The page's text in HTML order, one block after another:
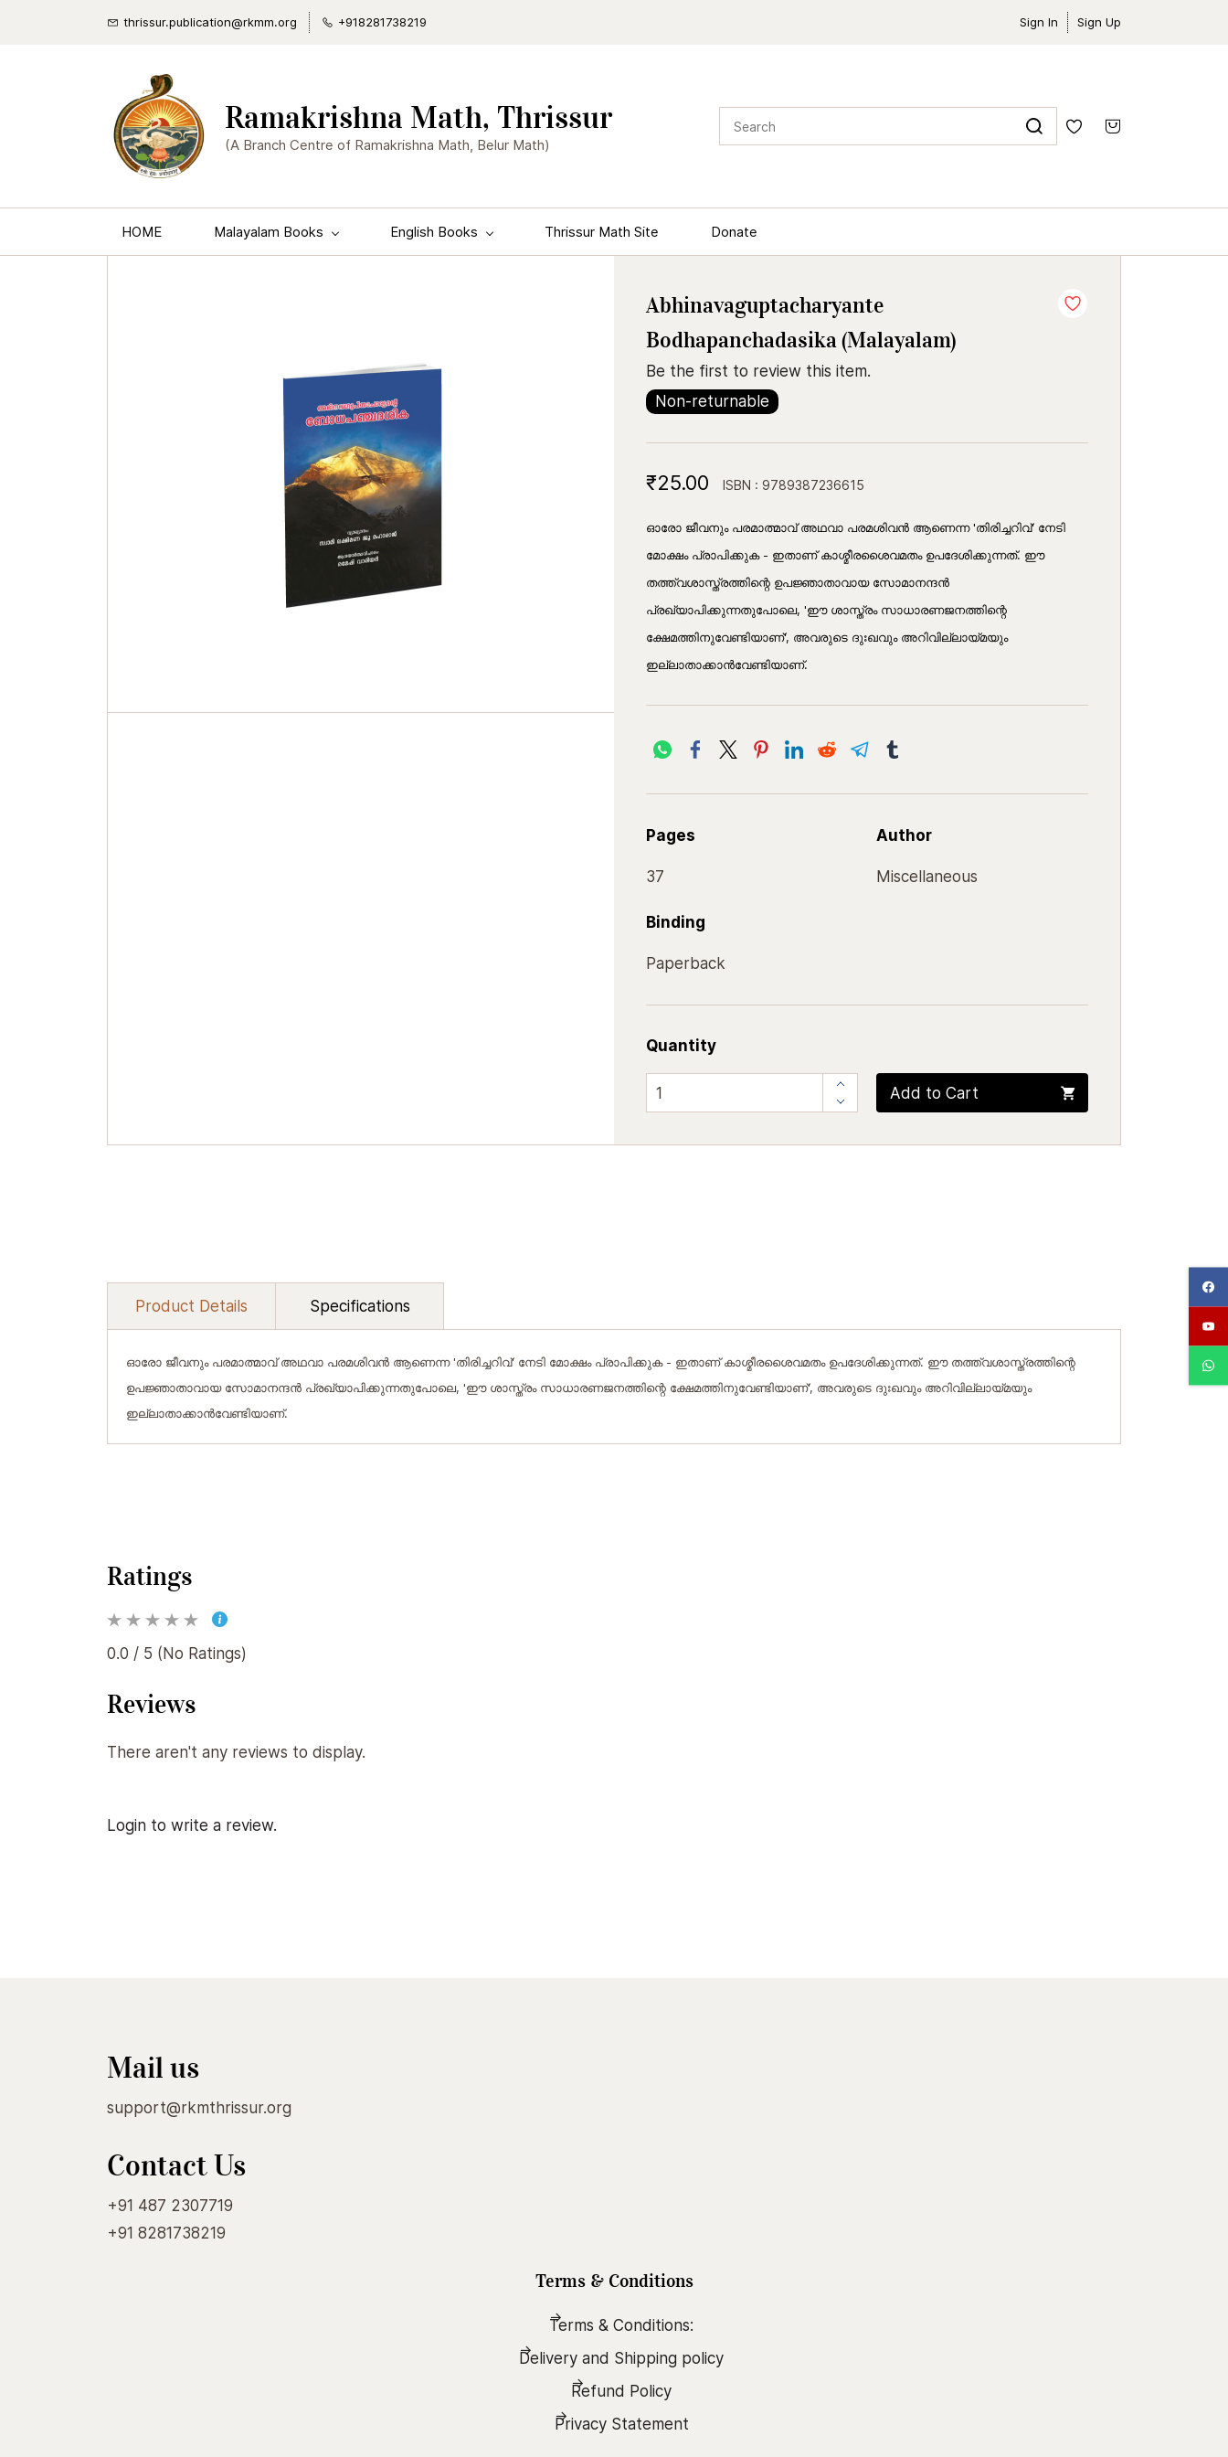
thrissur.publication@rkmm.org +918281738219 Sign In Sign Up
Ramakrishna Math, Thrissur
(A Branch Centre of Ramakrishna Math, Belur Math)
HOME Malayalam Books English Books Thrissur Math Site Donate
Abhinavaguptacharyante
Bodhapanchadasika (Malayalam)
Be the first to review this item.
Non-returnable
₹25.00 ISBN : 9789387236615
ഓരോ ജീവനും പരമാത്മാവ് അഥവാ പരമശിവന്‍ ആണെന്ന 'തിരിച്ചറിവ്' നേടി
മോക്ഷം പ്രാപിക്കുക - ഇതാണ് കാശ്മീരശൈവമതം ഉപദേശിക്കുന്നത്. ഈ
തത്ത്വശാസ്ത്രത്തിന്റെ ഉപജ്ഞാതാവായ സോമാനന്ദന്‍
പ്രഖ്യാപിക്കുന്നതുപോലെ, 'ഈ ശാസ്ത്രം സാധാരണജനത്തിന്റെ
ക്ഷേമത്തിനുവേണ്ടിയാണ്', അവരുടെ ദുഃഖവും അറിവില്ലായ്മയും
ഇല്ലാതാക്കാന്‍വേണ്ടിയാണ്.
Pages
37
Author
Miscellaneous
Binding
Paperback
Quantity
Add to Cart
Product Details Specifications
ഓരോ ജീവനും പരമാത്മാവ് അഥവാ പരമശിവന്‍ ആണെന്ന 'തിരിച്ചറിവ്' നേടി മോക്ഷം പ്രാപിക്കുക - ഇതാണ് കാശ്മീരശൈവമതം ഉപദേശിക്കുന്നത്. ഈ തത്ത്വശാസ്ത്രത്തിന്റെ
ഉപജ്ഞാതാവായ സോമാനന്ദന്‍ പ്രഖ്യാപിക്കുന്നതുപോലെ, 'ഈ ശാസ്ത്രം സാധാരണജനത്തിന്റെ ക്ഷേമത്തിനുവേണ്ടിയാണ്', അവരുടെ ദുഃഖവും അറിവില്ലായ്മയും
ഇല്ലാതാക്കാന്‍വേണ്ടിയാണ്.
Ratings
0.0 / 5 (No Ratings)
Reviews
There aren't any reviews to display.
Login to write a review.
Mail us
support@rkmthrissur.org
Contact Us
+91 487 2307719
+91 8281738219
Terms & Conditions
Terms & Conditions:
Delivery and Shipping policy
Refund Policy
Privacy Statement